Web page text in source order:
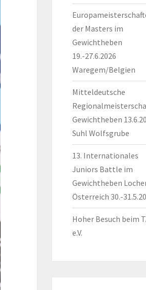
der Masters im
Gewichtheben
19.-27.6.2026
Waregem/Belgien
Mitteldeutsche
Gewichtheben
Suhl Wolfsgrube
13. Internationales
Juniors Battle im
Gewichtheben
Österreich 30.-
Hoher Besuch beim
e.V.